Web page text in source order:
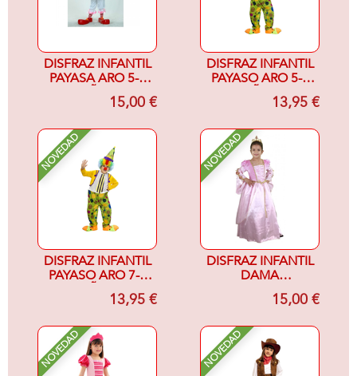
DISFRAZ INFANTIL
PAYASA ARO 5-6
AÑOS15,00 €
DISFRAZ INFANTIL
PAYASO ARO 5-6
AÑOS13,95 €
NOVEDAD
DISFRAZ INFANTIL
PAYASO ARO 7-9
AÑOS13,95 €
NOVEDAD
DISFRAZ INFANTIL
DAMA
RENACENTISTA 7-
9AÑOS, RASO
15,00 €
NOVEDAD NOVEDAD